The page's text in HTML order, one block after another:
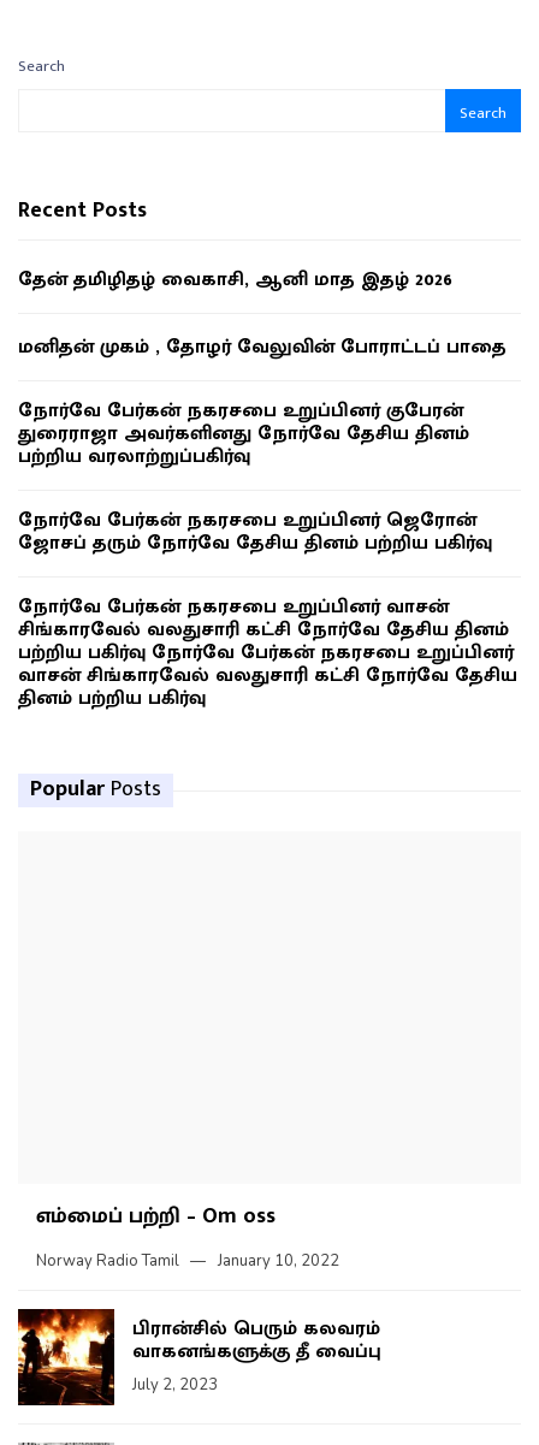
Search
Search
Recent Posts
தேன் தமிழிதழ் வைகாசி, ஆனி மாத இதழ் 2026
மனிதன் முகம் , தோழர் வேலுவின் போராட்டப் பாதை
நோர்வே பேர்கன் நகரசபை உறுப்பினர் குபேரன்
துரைராஜா அவர்களினது நோர்வே தேசிய தினம்
பற்றிய வரலாற்றுப்பகிர்வு
நோர்வே பேர்கன் நகரசபை உறுப்பினர் ஜெரோன்
ஜோசப் தரும் நோர்வே தேசிய தினம் பற்றிய பகிர்வு
நோர்வே பேர்கன் நகரசபை உறுப்பினர் வாசன்
சிங்காரவேல் வலதுசாரி கட்சி நோர்வே தேசிய தினம்
பற்றிய பகிர்வு நோர்வே பேர்கன் நகரசபை உறுப்பினர்
வாசன் சிங்காரவேல் வலதுசாரி கட்சி நோர்வே தேசிய
தினம் பற்றிய பகிர்வு
Popular Posts
எம்மைப் பற்றி – Om oss
Norway Radio Tamil January 10, 2022
பிரான்சில் பெரும் கலவரம்
வாகனங்களுக்கு தீ வைப்பு
July 2, 2023